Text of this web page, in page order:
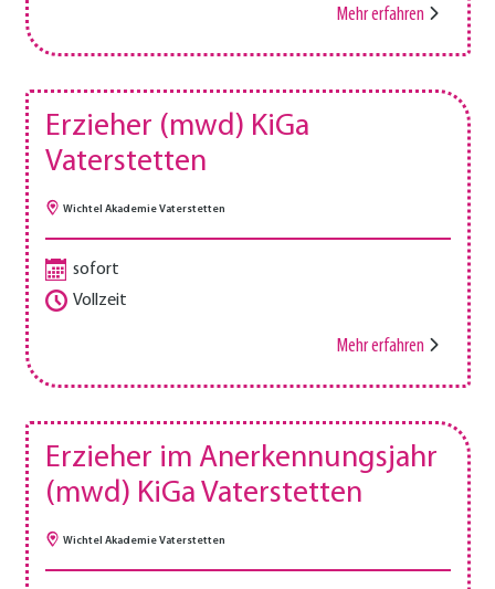
Mehr erfahren
Erzieher (mwd) KiGa
Vaterstetten
Wichtel Akademie Vaterstetten
sofort
Vollzeit
Mehr erfahren
Erzieher im Anerkennungsjahr
(mwd) KiGa Vaterstetten
Wichtel Akademie Vaterstetten